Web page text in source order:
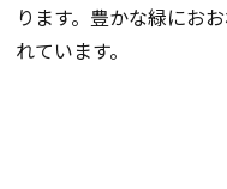
ります。豊かな緑にお
れています。